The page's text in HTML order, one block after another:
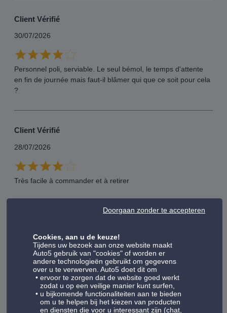
Client Vérifié
30/07/2026
Personnel poli, serviable. Le seul bémol, le temps d'attente
en fin de journée mais faut-il blâmer qui que ce soit pour cela
?
Client Vérifié
28/07/2026
Très facile à commander et à retirer
28/07/2026
Client Vérifié
Cookies, aan u de keuze!
Tijdens uw bezoek aan onze website maakt
Auto5 gebruik van "cookies" of worden er
andere technologieën gebruikt om gegevens
over u te verwerven. Auto5 doet dit om
ervoor te zorgen dat de website goed werkt
zodat u op een veilige manier kunt surfen,
u bijkomende functionaliteiten aan te bieden
om u te helpen bij het kiezen van producten
en diensten die voor u interessant zijn (chat,
Doorgaan zonder te accepteren